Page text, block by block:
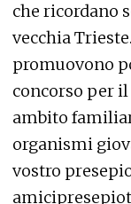
che ricordano
vecchia
promuovono
concorso per
ambito
organismi
vostro